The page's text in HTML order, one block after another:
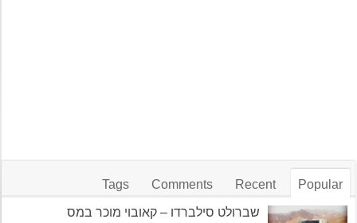
Popular
Recent
Comments
Tags
שברולט סילברדו – קאובוי מוכר במס